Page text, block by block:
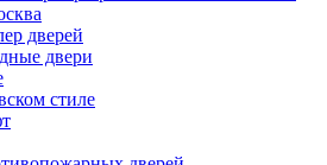
дверей
двери
стиле